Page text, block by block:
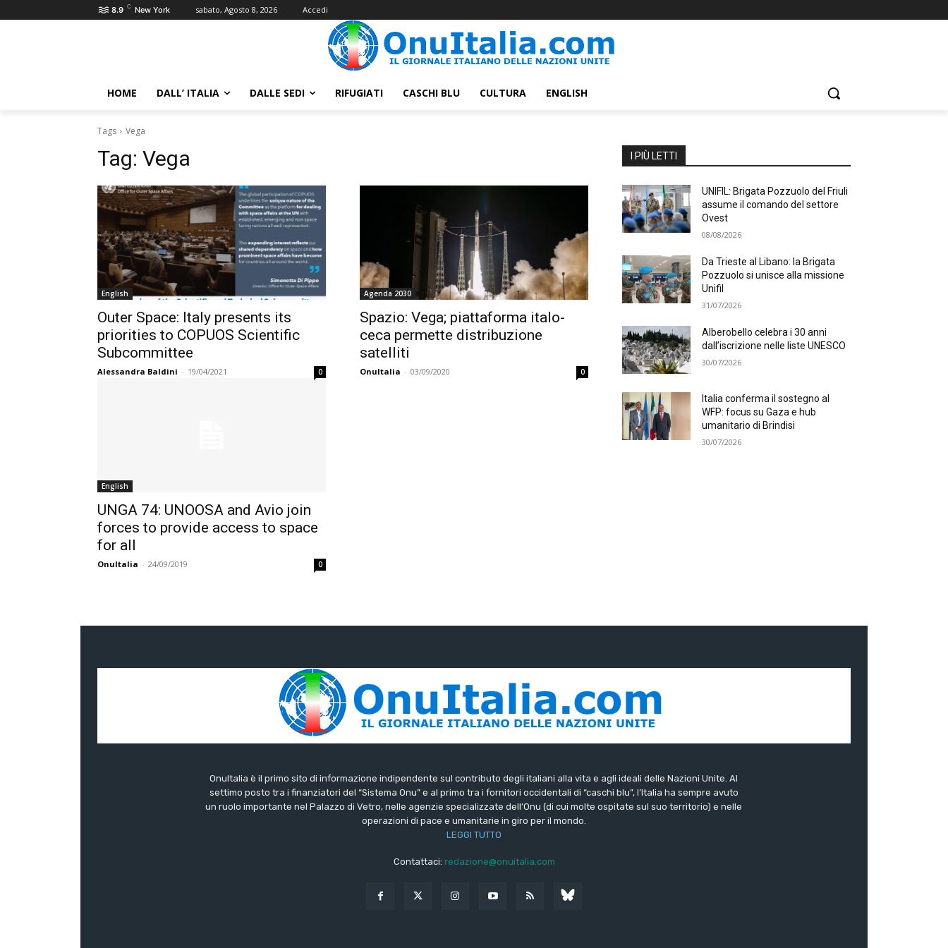
8.9 C New York sabato, Agosto 8, 2026 Accedi
HOME DALL’ ITALIA DALLE SEDI RIFUGIATI CASCHI BLU CULTURA ENGLISH
Tags Vega
Tag: Vega
English
Outer Space: Italy presents its
priorities to COPUOS Scientific
Subcommittee
Alessandra Baldini - 19/04/2021 0
Agenda 2030
Spazio: Vega; piattaforma italo-
ceca permette distribuzione
satelliti
OnuItalia - 03/09/2020 0
English
UNGA 74: UNOOSA and Avio join
forces to provide access to space
for all
OnuItalia - 24/09/2019 0
I PIÙ LETTI
UNIFIL: Brigata Pozzuolo del Friuli
assume il comando del settore
Ovest
08/08/2026
Da Trieste al Libano: la Brigata
Pozzuolo si unisce alla missione
Unifil
31/07/2026
Alberobello celebra i 30 anni
dall’iscrizione nelle liste UNESCO
30/07/2026
Italia conferma il sostegno al
WFP: focus su Gaza e hub
umanitario di Brindisi
30/07/2026
OnuItalia è il primo sito di informazione indipendente sul contributo degli italiani alla vita e agli ideali delle Nazioni Unite. Al
settimo posto tra i finanziatori del “Sistema Onu” e al primo tra i fornitori occidentali di “caschi blu”, l’Italia ha sempre avuto
un ruolo importante nel Palazzo di Vetro, nelle agenzie specializzate dell’Onu (di cui molte ospitate sul suo territorio) e nelle
operazioni di pace e umanitarie in giro per il mondo.
LEGGI TUTTO
Contattaci: redazione@onuitalia.com